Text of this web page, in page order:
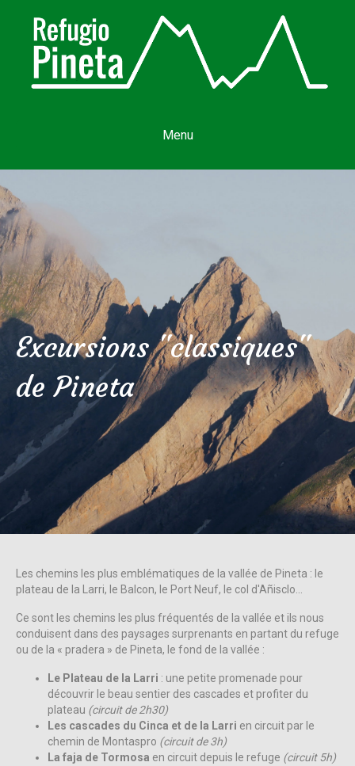
Menu
Excursions "classiques"
de Pineta
Les chemins les plus emblématiques de la vallée de Pineta : le
plateau de la Larri, le Balcon, le Port Neuf, le col d'Añisclo...
Ce sont les chemins les plus fréquentés de la vallée et ils nous
conduisent dans des paysages surprenants en partant du refuge
ou de la « pradera » de Pineta, le fond de la vallée :
Le Plateau de la Larri : une petite promenade pour
découvrir le beau sentier des cascades et profiter du
plateau (circuit de 2h30)
Les cascades du Cinca et de la Larri en circuit par le
chemin de Montaspro (circuit de 3h)
La faja de Tormosa en circuit depuis le refuge (circuit 5h)